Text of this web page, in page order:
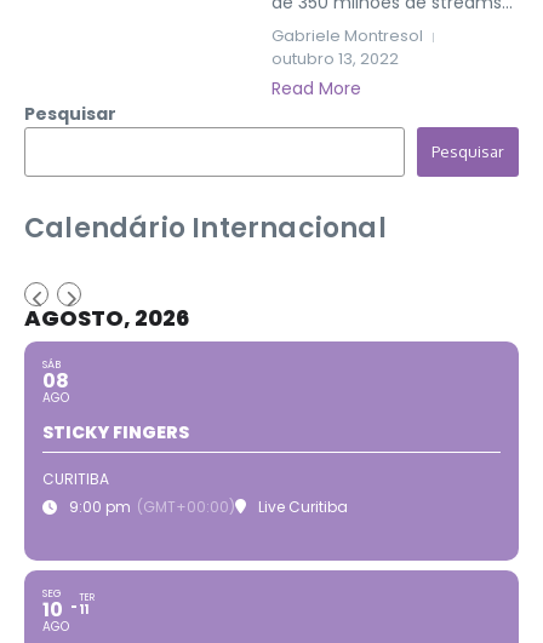
Gabriele Montresol
outubro 13, 2022
Read More
Pesquisar
Pesquisar
Calendário Internacional
AGOSTO, 2026
SÁB
08
AGO
STICKY FINGERS
CURITIBA
9:00 pm (GMT+00:00) Live Curitiba
SEG
10
AGO
TER
11